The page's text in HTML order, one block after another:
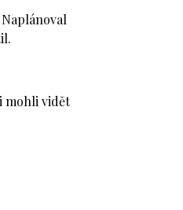
mohli vidět